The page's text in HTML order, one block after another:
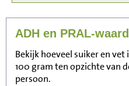
ADH en PRAL-
Bekijk hoeveel suiker en vet
100 gram ten opzichte van
persoon.